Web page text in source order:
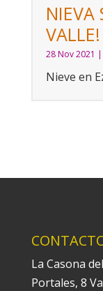
NIEVA
VALLE!
28 Nov 2021 |
Nieve en
La Casona
Portales, 8